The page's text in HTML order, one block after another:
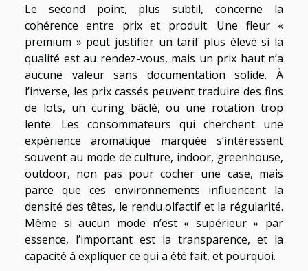
Le second point, plus subtil, concerne la
cohérence entre prix et produit. Une fleur «
premium » peut justifier un tarif plus élevé si la
qualité est au rendez-vous, mais un prix haut n’a
aucune valeur sans documentation solide. À
l’inverse, les prix cassés peuvent traduire des fins
de lots, un curing bâclé, ou une rotation trop
lente. Les consommateurs qui cherchent une
expérience aromatique marquée s’intéressent
souvent au mode de culture, indoor, greenhouse,
outdoor, non pas pour cocher une case, mais
parce que ces environnements influencent la
densité des têtes, le rendu olfactif et la régularité.
Même si aucun mode n’est « supérieur » par
essence, l’important est la transparence, et la
capacité à expliquer ce qui a été fait, et pourquoi.